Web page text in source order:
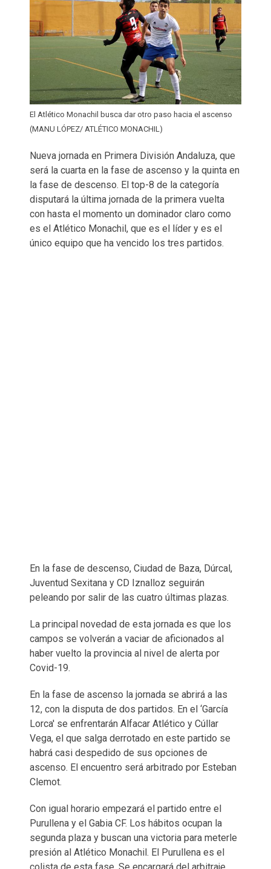
El Atlético Monachil busca dar otro paso hacia el ascenso
(MANU LÓPEZ/ ATLÉTICO MONACHIL)
Nueva jornada en Primera División Andaluza, que
será la cuarta en la fase de ascenso y la quinta en
la fase de descenso. El top-8 de la categoría
disputará la última jornada de la primera vuelta
con hasta el momento un dominador claro como
es el Atlético Monachil, que es el líder y es el
único equipo que ha vencido los tres partidos.
En la fase de descenso, Ciudad de Baza, Dúrcal,
Juventud Sexitana y CD Iznalloz seguirán
peleando por salir de las cuatro últimas plazas.
La principal novedad de esta jornada es que los
campos se volverán a vaciar de aficionados al
haber vuelto la provincia al nivel de alerta por
Covid-19.
En la fase de ascenso la jornada se abrirá a las
12, con la disputa de dos partidos. En el ‘García
Lorca' se enfrentarán Alfacar Atlético y Cúllar
Vega, el que salga derrotado en este partido se
habrá casi despedido de sus opciones de
ascenso. El encuentro será arbitrado por Esteban
Clemot.
Con igual horario empezará el partido entre el
Purullena y el Gabia CF. Los hábitos ocupan la
segunda plaza y buscan una victoria para meterle
presión al Atlético Monachil. El Purullena es el